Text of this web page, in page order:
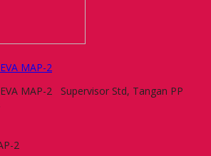
MAP-2
MAP-2 Supervisor Std, Tangan PP
2